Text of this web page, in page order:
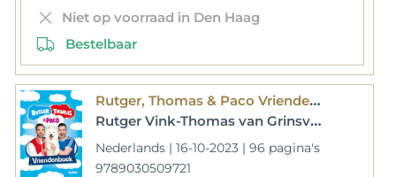
Niet op voorraad in Den Haag
Bestelbaar
Rutger, Thomas & Paco Vriendenboek
Rutger Vink-Thomas van Grinsven
Nederlands | 16-10-2023 | 96 pagina's
9789030509721